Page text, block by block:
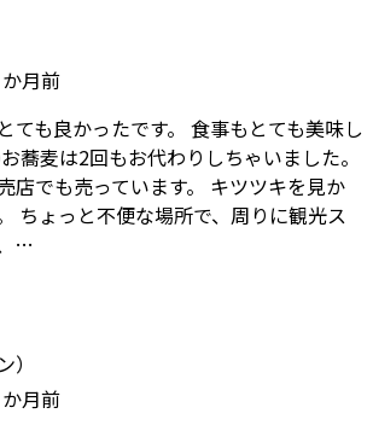
月前
ても良かったです。 食事もとても美味し
蕎麦は2回もお代わりしちゃいました。
店でも売っています。 キツツキを見か
ちょっと不便な場所で、周りに観光ス
…
月前